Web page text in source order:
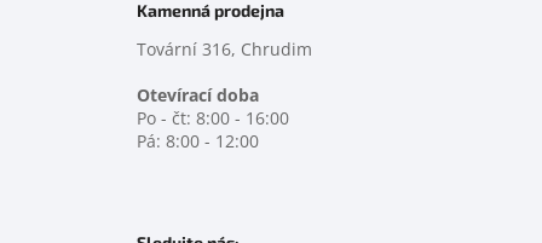
Kamenná prodejna
Tovární 316, Chrudim
Otevírací doba
Po - čt: 8:00 - 16:00
Pá: 8:00 - 12:00